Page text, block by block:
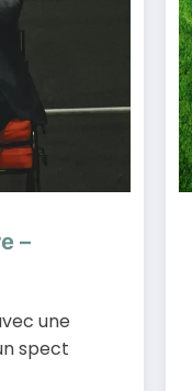
–
une
spect